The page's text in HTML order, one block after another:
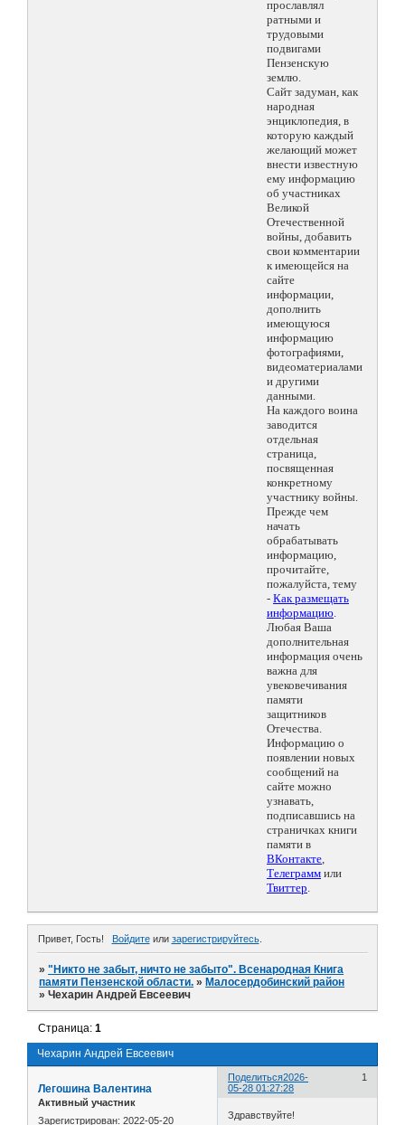
прославлял
ратными и
трудовыми
подвигами
Пензенскую
землю.
Сайт задуман, как
народная
энциклопедия, в
которую каждый
желающий может
внести известную
ему информацию
об участниках
Великой
Отечественной
войны, добавить
свои комментарии
к имеющейся на
сайте
информации,
дополнить
имеющуюся
информацию
фотографиями,
видеоматериалами
и другими
данными.
На каждого воина
заводится
отдельная
страница,
посвященная
конкретному
участнику войны.
Прежде чем
начать
обрабатывать
информацию,
прочитайте,
пожалуйста, тему
- Как размещать
информацию.
Любая Ваша
дополнительная
информация очень
важна для
увековечивания
памяти
защитников
Отечества.
Информацию о
появлении новых
сообщений на
сайте можно
узнавать,
подписавшись на
страничках книги
памяти в
ВКонтакте,
Телеграмм или
Твиттер.
Привет, Гость! Войдитеили зарегистрируйтесь.
»"Никто не забыт, ничто не забыто". Всенародная Книга
памяти Пензенской области. » Малосердобинский район
»Чехарин Андрей Евсеевич
Чехарин Андрей Евсеевич
Страница:1
Поделиться 1
2026-
05-28 01:27:28
Легошина Валентина
Активный участник
Зарегистрирован: 2022-05-20 Здравствуйте!